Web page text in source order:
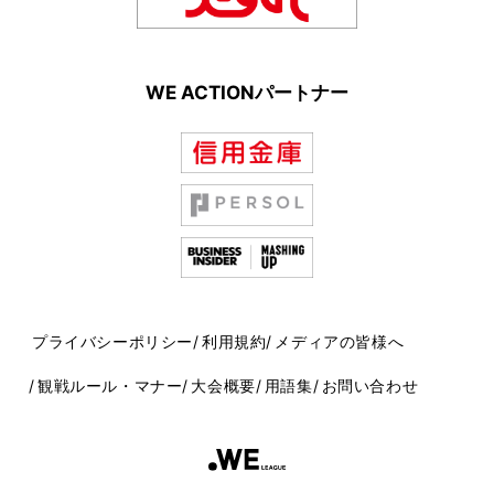
WE ACTIONパートナー
プライバシーポリシー 利用規約 メディアの皆様へ
観戦ルール・マナー 大会概要 用語集 お問い合わせ